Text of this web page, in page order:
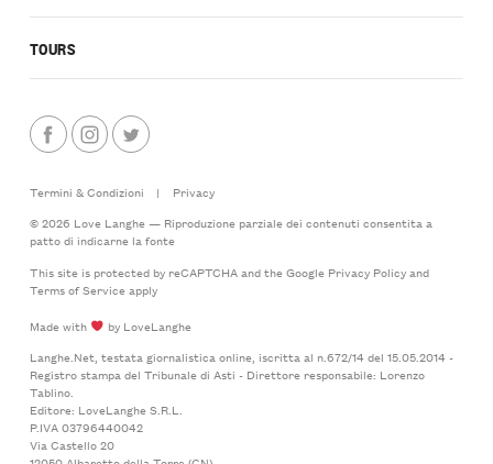
TOURS
Termini & Condizioni |
Privacy
© 2026 Love Langhe — Riproduzione parziale dei contenuti consentita a
patto di indicarne la fonte
This site is protected by reCAPTCHA and the Google Privacy Policyand
Terms of Serviceapply
Made with
by LoveLanghe
Langhe.Net, testata giornalistica online, iscritta al n.672/14 del 15.05.2014 -
Registro stampa del Tribunale di Asti - Direttore responsabile: Lorenzo
Tablino.
Editore: LoveLanghe S.R.L.
P.IVA 03796440042
Via Castello 20